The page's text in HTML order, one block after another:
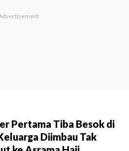
Pertama Tiba Besok di
Diimbau Tak